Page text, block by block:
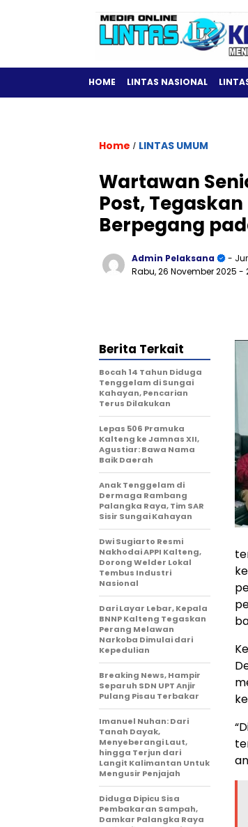
HOME LINTAS NASIONAL
Home / LINTAS UMUM
Wartawan
Post,
Berpegang
Admin Pelaksana
-
Rabu, 26 November 2025 -
Berita Terkait
Bocah 14 Tahun Diduga
Tenggelam di Sungai
Kahayan, Pencarian
Terus Dilakukan
Lepas 506 Pramuka
Kalteng ke Jamnas XII,
Agustiar: Bawa Nama
Baik Daerah
Anak Tenggelam di
Dermaga Rambang
Palangka Raya, Tim SAR
Sisir Sungai Kahayan
Dwi Sugiarto Resmi
Nakhodai APPI Kalteng,
Dorong Welder Lokal
Tembus Industri
Nasional
Dari Layar Lebar, Kepala
BNNP Kalteng Tegaskan
Perang Melawan
Narkoba Dimulai dari
Kepedulian
Breaking News, Hampir
Separuh SDN UPT Anjir
Pulang Pisau Terbakar
Imanuel Nuhan: Dari
Tanah Dayak,
Menyeberangi Laut,
hingga Terjun dari
Langit Kalimantan Untuk
Mengusir Penjajah
Diduga Dipicu Sisa
Pembakaran Sampah,
Damkar Palangka Raya